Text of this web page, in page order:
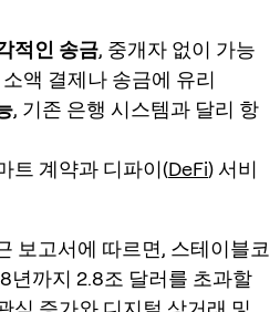
적인 송금, 중개자 없이 가능
소액 결제나 송금에 유리
, 기존 은행 시스템과 달리 항
트 계약과 디파이(DeFi) 서비
보고서에 따르면, 스테이블코
년까지 2.8조 달러를 초과할